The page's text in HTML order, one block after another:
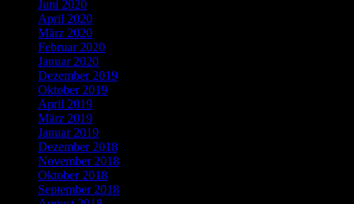
Juni 2020
April 2020
März 2020
Februar 2020
Januar 2020
Dezember 2019
Oktober 2019
April 2019
März 2019
Januar 2019
Dezember 2018
November 2018
Oktober 2018
September 2018